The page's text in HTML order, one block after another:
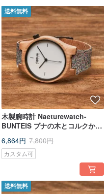
送料無料
木製腕時計 Naeturewatch-
BUNTEIS ブナの木とコルクから
クセサリー腕時計
6,864円 7,800円
カスタム可
送料無料